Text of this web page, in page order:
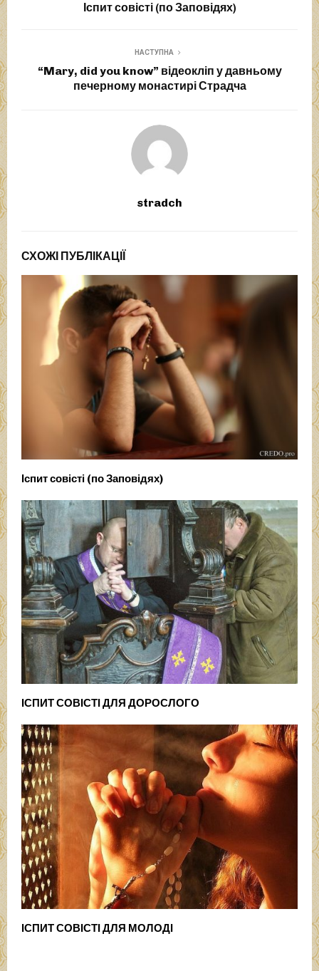
Іспит совісті (по Заповідях)
НАСТУПНА
“Mary, did you know” відеокліп у давньому
печерному монастирі Страдча
stradch
СХОЖІ ПУБЛІКАЦІЇ
Іспит совісті (по Заповідях)
ІСПИТ СОВІСТІ ДЛЯ ДОРОСЛОГО
ІСПИТ СОВІСТІ ДЛЯ МОЛОДІ